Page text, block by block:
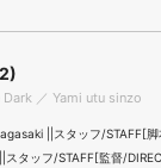
／ Yami utu sinzo
||スタッフ/STAFF[
タッフ/STAFF[監督/